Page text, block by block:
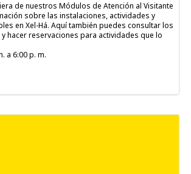
de nuestros Módulos de Atención al Visitante
sobre las instalaciones, actividades y
en Xel-Há. Aquí también puedes consultar los
hacer reservaciones para actividades que lo
a 6:00 p. m.